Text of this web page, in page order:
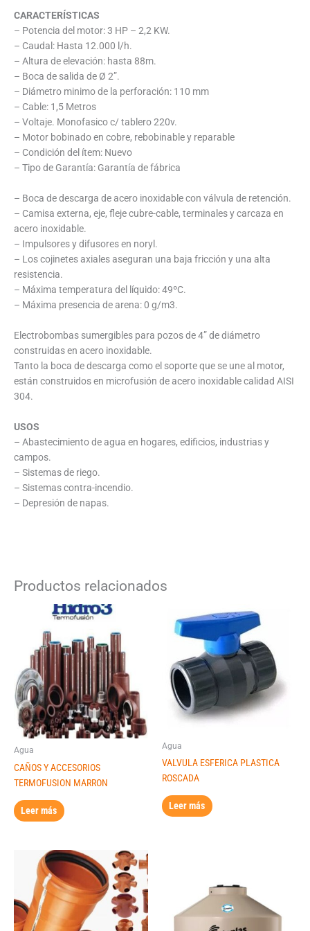
CARACTERÍSTICAS
– Potencia del motor: 3 HP – 2,2 KW.
– Caudal: Hasta 12.000 l/h.
– Altura de elevación: hasta 88m.
– Boca de salida de Ø 2”.
– Diámetro minimo de la perforación: 110 mm
– Cable: 1,5 Metros
– Voltaje. Monofasico c/ tablero 220v.
– Motor bobinado en cobre, rebobinable y reparable
– Condición del ítem: Nuevo
– Tipo de Garantía: Garantía de fábrica
– Boca de descarga de acero inoxidable con válvula de retención.
– Camisa externa, eje, fleje cubre-cable, terminales y carcaza en
acero inoxidable.
– Impulsores y difusores en noryl.
– Los cojinetes axiales aseguran una baja fricción y una alta
resistencia.
– Máxima temperatura del líquido: 49ºC.
– Máxima presencia de arena: 0 g/m3.
Electrobombas sumergibles para pozos de 4” de diámetro
construidas en acero inoxidable.
Tanto la boca de descarga como el soporte que se une al motor,
están construidos en microfusión de acero inoxidable calidad AISI
304.
USOS
– Abastecimiento de agua en hogares, edificios, industrias y
campos.
– Sistemas de riego.
– Sistemas contra-incendio.
– Depresión de napas.
Productos relacionados
Agua
CAÑOS Y ACCESORIOS
TERMOFUSION MARRON
Leer más
Agua
VALVULA ESFERICA PLASTICA
ROSCADA
Leer más